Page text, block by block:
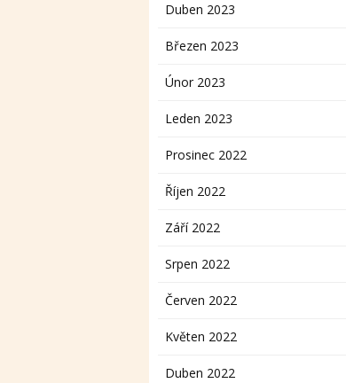
Duben 2023
Březen 2023
Únor 2023
Leden 2023
Prosinec 2022
Říjen 2022
Září 2022
Srpen 2022
Červen 2022
Květen 2022
Duben 2022